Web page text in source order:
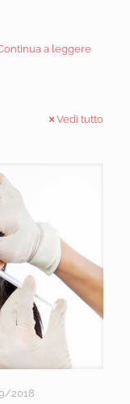
a leggere
Vedi tutto
2018